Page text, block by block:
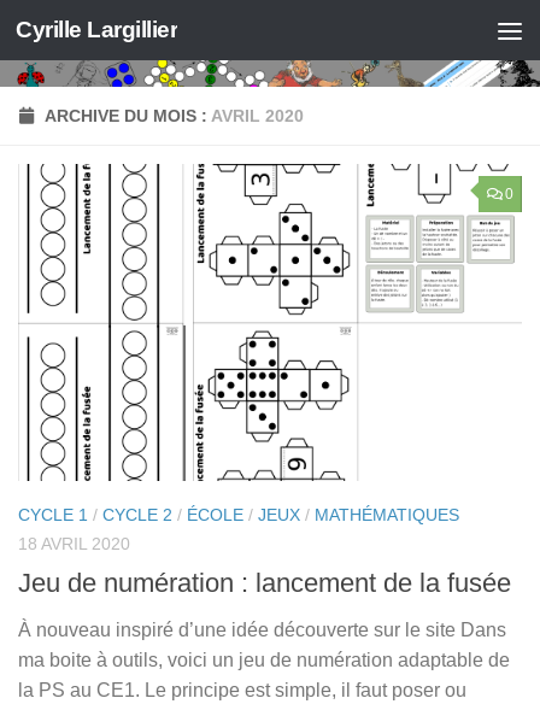
Skip to content
Cyrille Largillier
ARCHIVE DU MOIS : AVRIL 2020
0
CYCLE 1 / CYCLE 2 / ÉCOLE / JEUX / MATHÉMATIQUES
18 AVRIL 2020
Jeu de numération : lancement de la fusée
À nouveau inspiré d’une idée découverte sur le site Dans
ma boite à outils, voici un jeu de numération adaptable de
la PS au CE1. Le principe est simple, il faut poser ou